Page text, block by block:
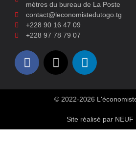
mètres du bureau de La Poste
contact@leconomistedutogo.tg
+228 90 16 47 09
+228 97 78 79 07
© 2022-2026
Site réalisé par NEUF